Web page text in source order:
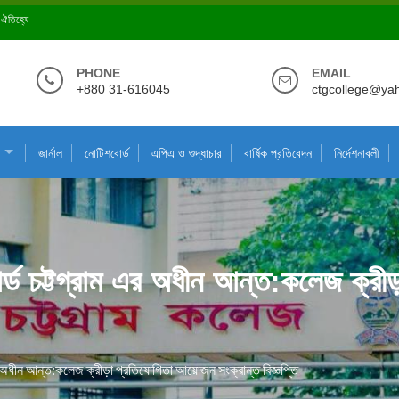
ঐতিহ্যে
PHONE
+880 31-616045
EMAIL
জার্নাল নোটিশবোর্ড এপিএ ও শুদ্ধাচার বার্ষিক প্রতিবেদন নির্দেশনাবলী
চট্টগ্রাম এর অধীন আন্ত:কলেজ
অধীন আন্ত:কলেজ ক্রীড়া প্রতিযোগিতা আয়োজন সংক্রান্ত বিজ্ঞপ্তি